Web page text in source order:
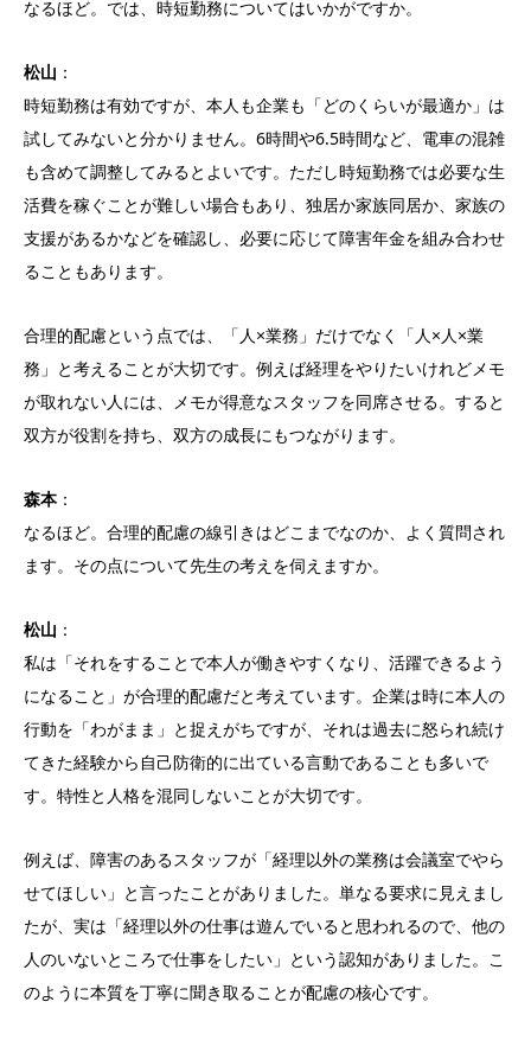
なるほど。では、時短勤務についてはいかがですか。
松山 ：
時短勤務は有効ですが、本人も企業も「どのくらいが最適か」は
試してみないと分かりません。6時間や6.5時間など、電車の混雑
も含めて調整してみるとよいです。ただし時短勤務では必要な生
活費を稼ぐことが難しい場合もあり、独居か家族同居か、家族の
支援があるかなどを確認し、必要に応じて障害年金を組み合わせ
ることもあります。
合理的配慮という点では、「人×業務」だけでなく「人×人×業
務」と考えることが大切です。例えば経理をやりたいけれどメモ
が取れない人には、メモが得意なスタッフを同席させる。すると
双方が役割を持ち、双方の成長にもつながります。
森本：
なるほど。合理的配慮の線引きはどこまでなのか、よく質問され
ます。その点について先生の考えを伺えますか。
松山 ：
私は「それをすることで本人が働きやすくなり、活躍できるよう
になること」が合理的配慮だと考えています。企業は時に本人の
行動を「わがまま」と捉えがちですが、それは過去に怒られ続け
てきた経験から自己防衛的に出ている言動であることも多いで
す。特性と人格を混同しないことが大切です。
例えば、障害のあるスタッフが「経理以外の業務は会議室でやら
せてほしい」と言ったことがありました。単なる要求に見えまし
たが、実は「経理以外の仕事は遊んでいると思われるので、他の
人のいないところで仕事をしたい」という認知がありました。こ
のように本質を丁寧に聞き取ることが配慮の核心です。